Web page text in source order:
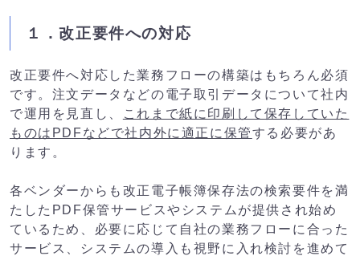
１．改正要件への対応
改正要件へ対応した業務フローの構築はもちろん必須
です。注文データなどの電子取引データについて社内
で運用を見直し、
これまで紙に印刷して保存していた
ものはPDFなどで社内外に適正に保管する必要があ
ります。
各ベンダーからも改正電子帳簿保存法の検索要件を満
たしたPDF保管サービスやシステムが提供され始め
ているため、必要に応じて自社の業務フローに合った
サービス、システムの導入も視野に入れ検討を進めて